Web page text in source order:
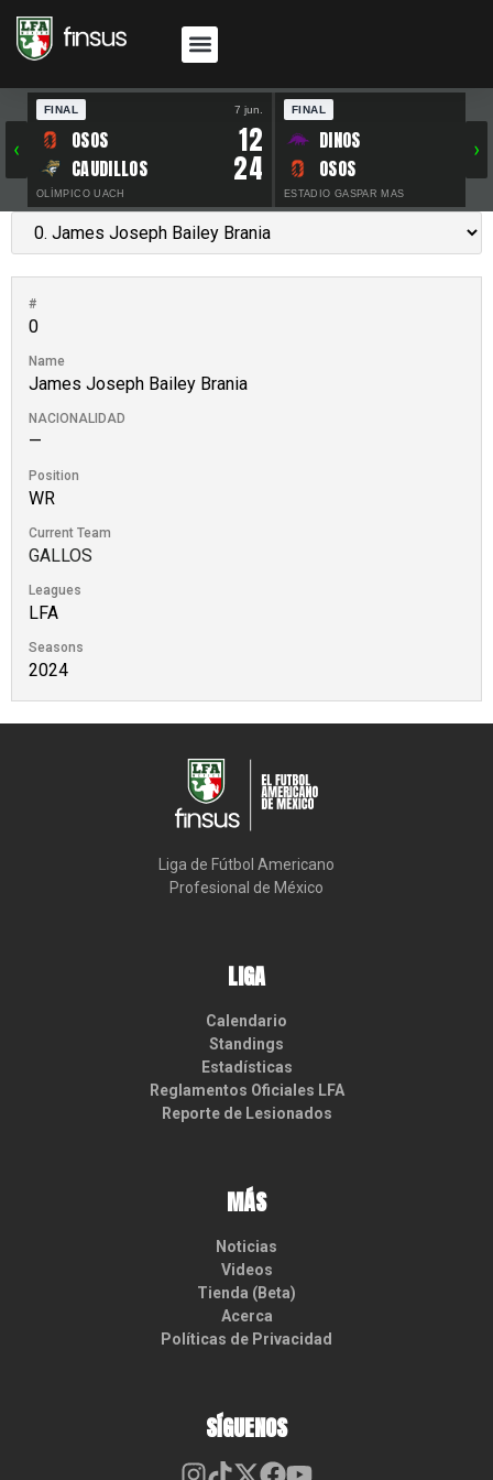
‹
FINAL 7 jun.
OSOS 12
CAUDILLOS 24
OLÍMPICO UACH
FINAL
DINOS
OSOS
ESTADIO GASPAR MAS
›
#
0
Name
James Joseph Bailey Brania
NACIONALIDAD
—
Position
WR
Current Team
GALLOS
Leagues
LFA
Seasons
2024
Liga de Fútbol Americano
Profesional de México
LIGA
Calendario
Standings
Estadísticas
Reglamentos Oficiales LFA
Reporte de Lesionados
MÁS
Noticias
Videos
Tienda (Beta)
Acerca
Políticas de Privacidad
SÍGUENOS